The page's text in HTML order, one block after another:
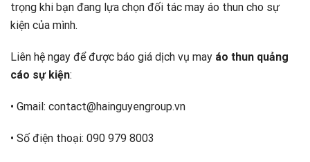
trọng khi bạn đang lựa chọn đối tác may áo thun cho sự
kiện của mình.
Liên hệ ngay để được báo giá dịch vụ may áo thun quảng
cáo sự kiện:
• Gmail: contact@hainguyengroup.vn
• Số điện thoại: 090 979 8003